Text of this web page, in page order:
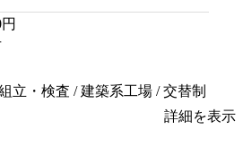
円
立・検査 / 建築系工場 / 交替制
詳細を表示